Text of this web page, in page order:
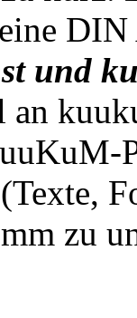
und
an
zu